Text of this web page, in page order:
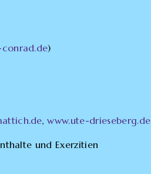
)
,www.ute-drieseberg.de
und Exerzitien